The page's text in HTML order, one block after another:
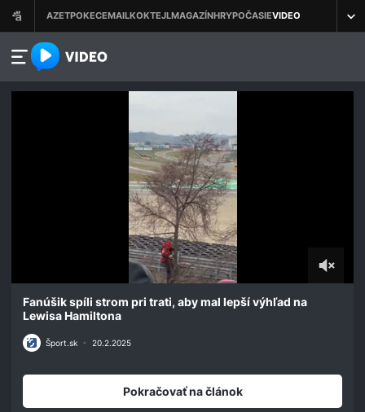
azet.video.sk
11
Fanúšik spíli strom pri trati, aby mal lepší výhľad na
Lewisa Hamiltona
Šport.sk • 20.2.2025
Pokračovať na článok